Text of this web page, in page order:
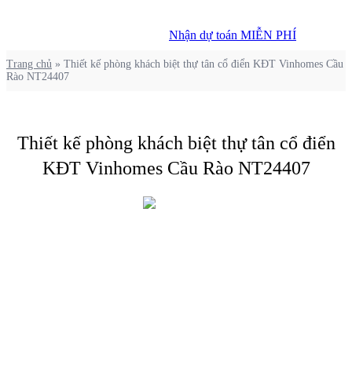
Nhận dự toán MIỄN PHÍ
Trang chủ » Thiết kế phòng khách biệt thự tân cổ điển KĐT Vinhomes Cầu
Rào NT24407
Thiết kế phòng khách biệt thự tân cổ điển
KĐT Vinhomes Cầu Rào NT24407